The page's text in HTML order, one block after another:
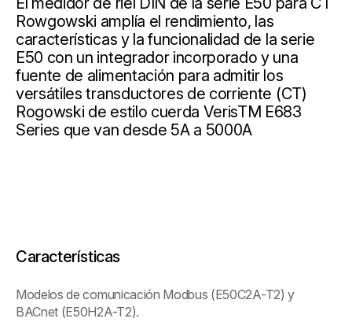
Rowgowski amplía el rendimiento, las
características y la funcionalidad de la serie
E50 con un integrador incorporado y una
fuente de alimentación para admitir los
versátiles transductores de corriente (CT)
Rogowski de estilo cuerda VerisTM E683
Series que van desde 5A a 5000A
Características
Modelos de comunicación Modbus (E50C2A-T2) y
BACnet (E50H2A-T2).